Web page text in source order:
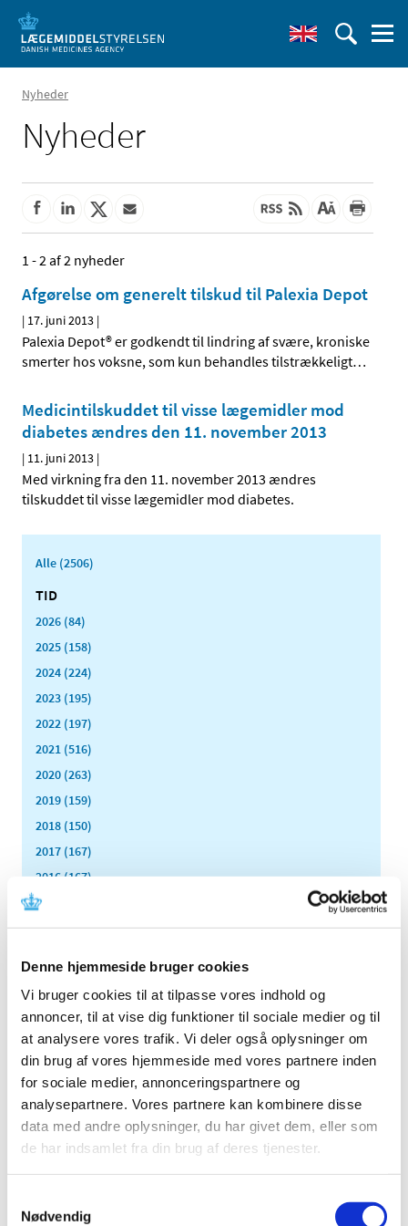
Denne hjemmeside bruger cookies
Vi bruger cookies til at tilpasse vores indhold og
annoncer, til at vise dig funktioner til sociale medier og til
at analysere vores trafik. Vi deler også oplysninger om
din brug af vores hjemmeside med vores partnere inden
for sociale medier, annonceringspartnere og
analysepartnere. Vores partnere kan kombinere disse
data med andre oplysninger, du har givet dem, eller som
de har indsamlet fra din brug af deres tjenester.
Nødvendig
Nyheder
Nyheder
1 - 2 af 2 nyheder
Afgørelse om generelt tilskud til Palexia Depot
| 17. juni 2013 |
Palexia Depot® er godkendt til lindring af svære, kroniske
smerter hos voksne, som kun behandles tilstrækkeligt…
Medicintilskuddet til visse lægemidler mod
diabetes ændres den 11. november 2013
| 11. juni 2013 |
Med virkning fra den 11. november 2013 ændres
tilskuddet til visse lægemidler mod diabetes.
Alle (2506)
TID
2026 (84)
2025 (158)
2024 (224)
2023 (195)
2022 (197)
2021 (516)
2020 (263)
2019 (159)
2018 (150)
2017 (167)
2016 (167)
2015 (33)
2014 (44)
december (4)
november (5)
oktober (3)
september (6)
august (2)
juni (2)
maj (3)
februar (4)